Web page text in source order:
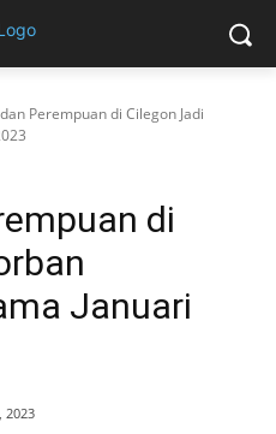
Perempuan di Cilegon Jadi
di
Januari
2023